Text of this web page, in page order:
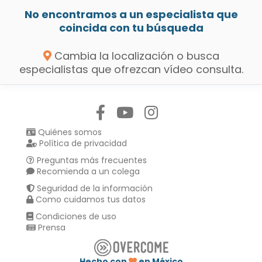
No encontramos a un especialista que
coincida con tu búsqueda
Cambia la localización o busca
especialistas que ofrezcan vídeo consulta.
Quiénes somos
Política de privacidad
Preguntas más frecuentes
Recomienda a un colega
Seguridad de la información
Como cuidamos tus datos
Condiciones de uso
Prensa